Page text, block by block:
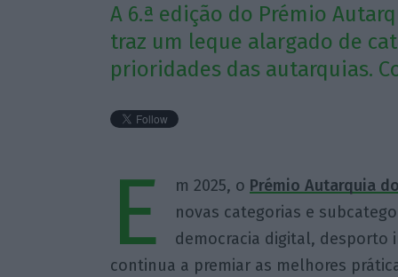
A 6.ª edição do Prémio
traz um leque alargado de
prioridades das autarquias.
E m 2025, o Prémio Autarquia
novas categorias e
democracia digital, desporto
continua a premiar as melhores